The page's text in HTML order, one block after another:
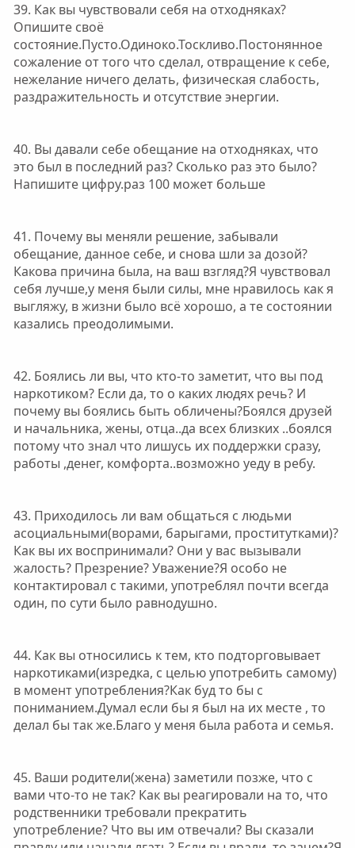
39. Как вы чувствовали себя на отходняках?
Опишите своё
состояние.Пусто.Одиноко.Тоскливо.Постонянное
сожаление от того что сделал, отвращение к себе,
нежелание ничего делать, физическая слабость,
раздражительность и отсутствие энергии.
40. Вы давали себе обещание на отходняках, что
это был в последний раз? Сколько раз это было?
Напишите цифру.раз 100 может больше
41. Почему вы меняли решение, забывали
обещание, данное себе, и снова шли за дозой?
Какова причина была, на ваш взгляд?Я чувствовал
себя лучше,у меня были силы, мне нравилось как я
выгляжу, в жизни было всё хорошо, а те состоянии
казались преодолимыми.
42. Боялись ли вы, что кто-то заметит, что вы под
наркотиком? Если да, то о каких людях речь? И
почему вы боялись быть обличены?Боялся друзей
и начальника, жены, отца..да всех близких ..боялся
потому что знал что лишусь их поддержки сразу,
работы ,денег, комфорта..возможно уеду в ребу.
43. Приходилось ли вам общаться с людьми
асоциальными(ворами, барыгами, проститутками)?
Как вы их воспринимали? Они у вас вызывали
жалость? Презрение? Уважение?Я особо не
контактировал с такими, употреблял почти всегда
один, по сути было равнодушно.
44. Как вы относились к тем, кто подторговывает
наркотиками(изредка, с целью употребить самому)
в момент употребления?Как буд то бы с
пониманием.Думал если бы я был на их месте , то
делал бы так же.Благо у меня была работа и семья.
45. Ваши родители(жена) заметили позже, что с
вами что-то не так? Как вы реагировали на то, что
родственники требовали прекратить
употребление? Что вы им отвечали? Вы сказали